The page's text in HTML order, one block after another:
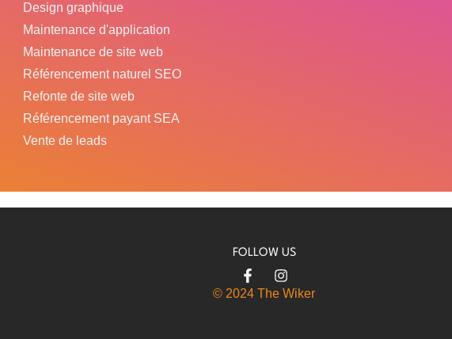
Design graphique
Maintenance d'application
Maintenance de site web
Référencement naturel SEO
Refonte de site web
Référencement payant SEA
Vente de leads
FOLLOW US
© 2024 The Wiker